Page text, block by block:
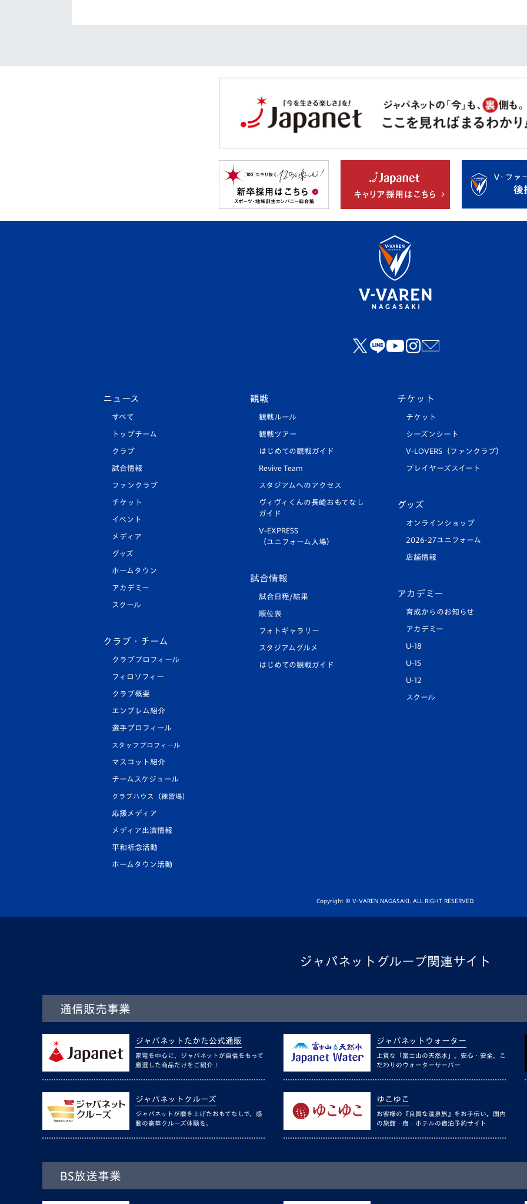
ニュース
すべて
トップチーム
クラブ
試合情報
ファンクラブ
チケット
イベント
メディア
グッズ
ホームタウン
アカデミー
スクール
クラブ・チーム
クラブプロフィール
フィロソフィー
クラブ概要
エンブレム紹介
選手プロフィール
スタッフプロフィール
マスコット紹介
チームスケジュール
クラブハウス（練習場）
応援メディア
メディア出演情報
平和祈念活動
ホームタウン活動
観戦
観戦ルール
観戦ツアー
はじめての観戦ガイド
Revive Team
スタジアムへのアクセス
ヴィヴィくんの長崎おもてなし
ガイド
V-EXPRESS
（ユニフォーム入場）
試合情報
試合日程/結果
順位表
フォトギャラリー
スタジアムグルメ
はじめての観戦ガイド
チケット
チケット
シーズンシート
V-LOVERS（ファンクラブ）
プレイヤーズスイート
グッズ
オンラインショップ
2026-27ユニフォーム
店舗情報
アカデミー
育成からのお知らせ
アカデミー
U-18
U-15
U-12
スクール
Copyright © V-VAREN NAGASAKI. ALL RIGHT RESERVED.
ジャパネットグループ関連サイト
通信販売事業
ジャパネットたかた公式通販
家電を中心に、ジャパネットが自信をもって
厳選した商品だけをご紹介！
ジャパネットウォーター
上質な「富士山の天然水」。安心・安全、こ
だわりのウォーターサーバー
ジャパネットクルーズ
ジャパネットが磨き上げたおもてなしで、感
動の豪華クルーズ体験を。
ゆこゆこ
お客様の『良質な温泉旅』をお手伝い。国内
の旅館・宿・ホテルの宿泊予約サイト
BS放送事業